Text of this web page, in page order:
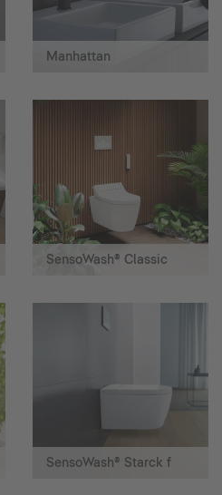
Manhattan
SensoWash® Classic
SensoWash® Starck f